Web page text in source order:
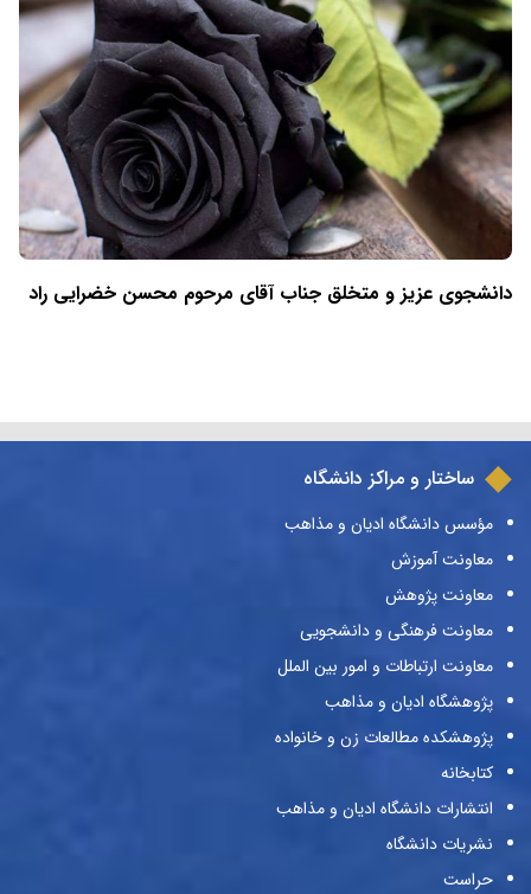
دانشجوی عزیز و متخلق جناب آقای مرحوم محسن خضرایی راد
ساختار و مراکز دانشگاه
مؤسس دانشگاه ادیان و مذاهب
معاونت آموزش
معاونت پژوهش
معاونت فرهنگی و دانشجویی
معاونت ارتباطات و امور بین الملل
پژوهشگاه ادیان و مذاهب
پژوهشکده مطالعات زن و خانواده
کتابخانه
انتشارات دانشگاه ادیان و مذاهب
نشریات دانشگاه
حراست